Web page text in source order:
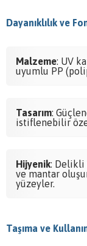
Dayanıklılık ve
Malzeme: UV
uyumlu PP
Tasarım:
istiflenebilir
Hijyenik: Delikli
ve mantar
yüzeyler.
Taşıma ve